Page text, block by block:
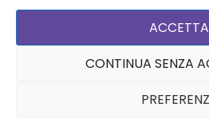
ACCETTA
CONTINUA SENZA
Calendario partite
Amichevoli